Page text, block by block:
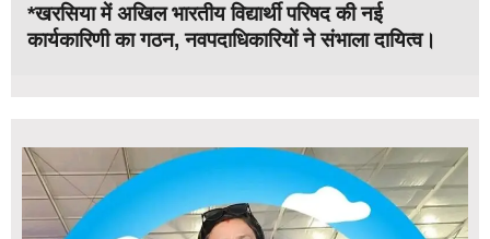
*खरसिया में अखिल भारतीय विद्यार्थी परिषद की नई
कार्यकारिणी का गठन, नवपदाधिकारियों ने संभाला दायित्व।